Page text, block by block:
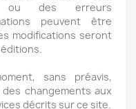
ou des erreurs
peuvent être
modifications seront
sans préavis,
changements aux
décrits sur ce site.